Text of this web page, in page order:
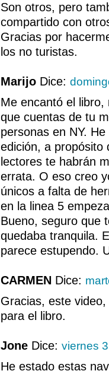
Son otros, pero
compartido con
Gracias por
los no turistas.
Marijo Dice:
Me encantó el
que cuentas de tu
personas en NY.
edición, a propósito
lectores te habrán
errata. O eso creo
únicos a falta de
en la linea 5
Bueno, seguro que
quedaba tranquila.
parece estupendo.
CARMEN Dice:
Gracias, este
para el libro.
Jone Dice: viernes
He estado estas